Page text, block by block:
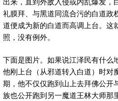
礼膜拜、与黑道同流合污的白道政
道便成为新的白道而高调上台。这
照，没有例外。
下面是图片。如果说江泽民有什么
他刚上台（从邪道转入白道）时对
期，他不仅仅跑到山上去拜佛公开
族也公开跑到另一魔道王林大师那